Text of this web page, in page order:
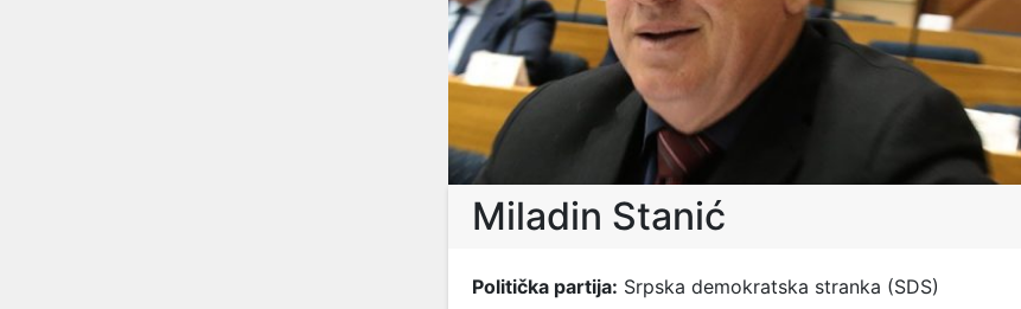
Miladin Stanić
Politička partija: Srpska demokratska stranka (SDS)